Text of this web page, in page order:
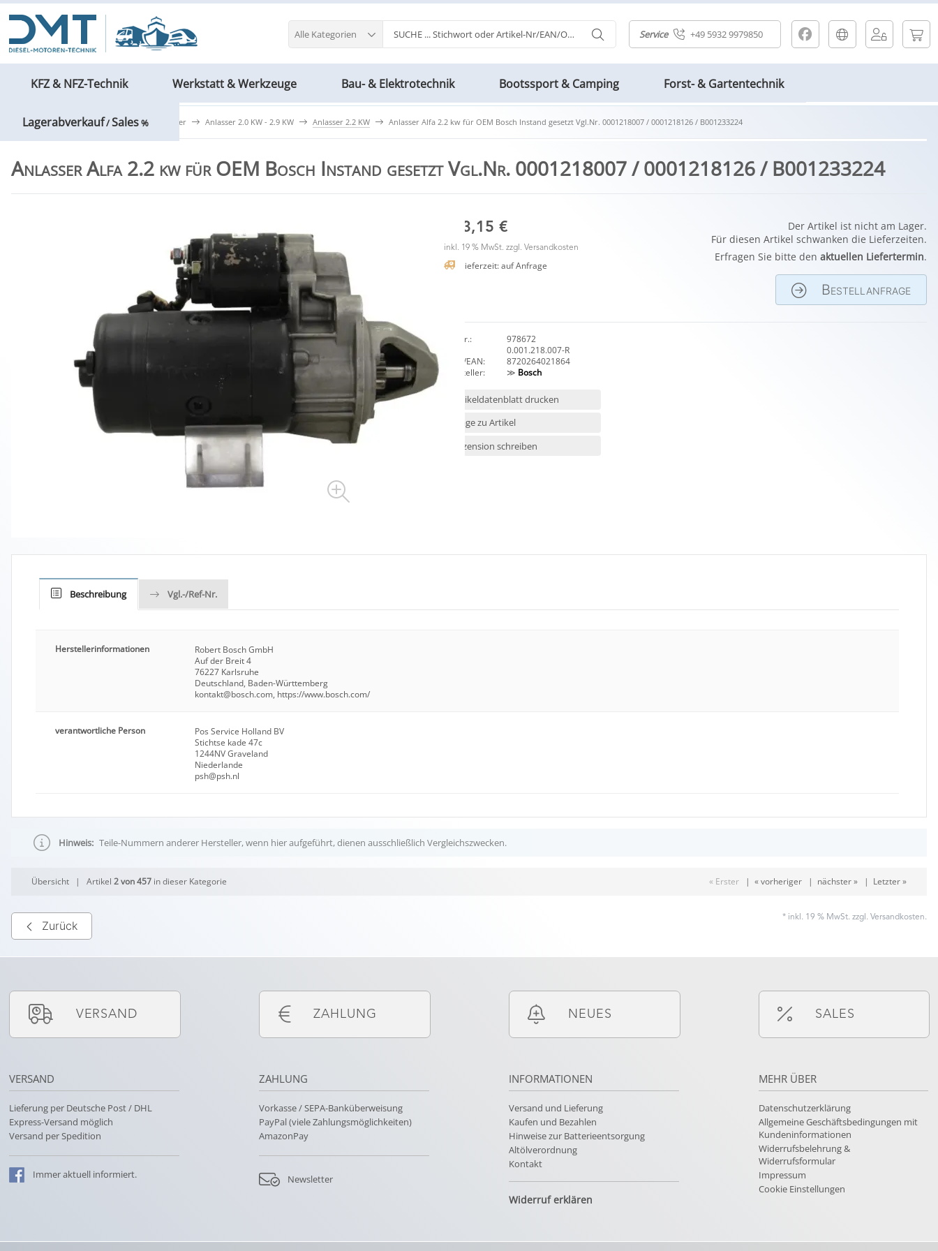
Service +49 5932 9979850
Alle Kategorien
KFZ & NFZ-Technik Werkstatt & Werkzeuge Bau- & Elektrotechnik Bootssport & Camping Forst- & Gartentechnik
Lagerabverkauf/Sales%
KFZ & NFZ-Technik Anlasser Starter Anlasser 2.0 KW - 2.9 KW Anlasser 2.2 KW Anlasser Alfa 2.2 kw für OEM Bosch Instand gesetzt Vgl.Nr. 0001218007 / 0001218126 / B001233224
Anlasser Alfa 2.2 kw für OEM Bosch Instand gesetzt Vgl.Nr. 0001218007 / 0001218126 / B001233224
153,15 €
inkl. 19 % MwSt. zzgl. Versandkosten
Lieferzeit: auf Anfrage
Der Artikel ist nicht am Lager.
Für diesen Artikel schwanken die Lieferzeiten.
Erfragen Sie bitte den aktuellen Liefertermin.
Bestellanfrage
Art.Nr.:
978672
0.001.218.007-R
GTIN/EAN:
8720264021864
Hersteller:
≫ Bosch
Artikeldatenblatt drucken
Frage zu Artikel
Rezension schreiben
Beschreibung Vgl.-/Ref-Nr.
Herstellerinformationen
Robert Bosch GmbH
Auf der Breit 4
76227 Karlsruhe
Deutschland, Baden-Württemberg
kontakt@bosch.com, https://www.bosch.com/
verantwortliche Person
Pos Service Holland BV
Stichtse kade 47c
1244NV Graveland
Niederlande
psh@psh.nl
Hinweis: Teile-Nummern anderer Hersteller, wenn hier aufgeführt, dienen ausschließlich Vergleichszwecken.
Übersicht | Artikel2 von 457 in dieser Kategorie « Erster| « vorheriger| nächster »| Letzter »
Zurück
* inkl. 19 % MwSt. zzgl. Versandkosten.
VERSAND
VERSAND
Lieferung per Deutsche Post / DHL
Express-Versand möglich
Versand per Spedition
Immeraktuell informiert.
ZAHLUNG
ZAHLUNG
Vorkasse / SEPA-Banküberweisung
PayPal (viele Zahlungsmöglichkeiten)
AmazonPay
Newsletter
NEUES
INFORMATIONEN
Versand und Lieferung
Kaufen und Bezahlen
Hinweise zur Batterieentsorgung
Altölverordnung
Kontakt
Widerruf erklären
SALES
MEHR ÜBER
Datenschutzerklärung
Allgemeine Geschäftsbedingungen mit
Kundeninformationen
Widerrufsbelehrung &
Widerrufsformular
Impressum
Cookie Einstellungen